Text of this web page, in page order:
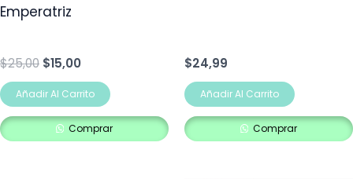
Emperatriz
$25,00 $15,00
Añadir Al Carrito
Comprar
$24,99
Añadir Al Carrito
Comprar